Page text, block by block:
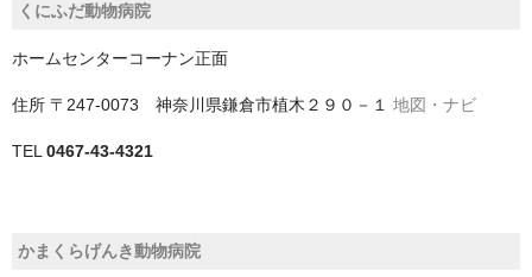
中央区
稲毛区
緑区
若葉区
くにふだ動物病院
ホームセンターコーナン正面
住所 〒247-0073 神奈川県鎌倉市植木２９０－１ 地図・ナビ
TEL 0467-43-4321
かまくらげんき動物病院